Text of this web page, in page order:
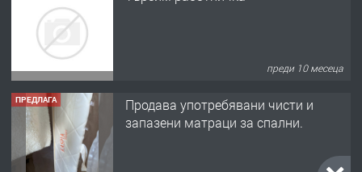
преди 10 месеца
ПРЕДЛАГА
Продава употребявани чисти и
запазени матраци за спални.